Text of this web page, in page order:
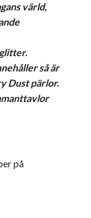
värld,
så är
Dust pärlor.
på